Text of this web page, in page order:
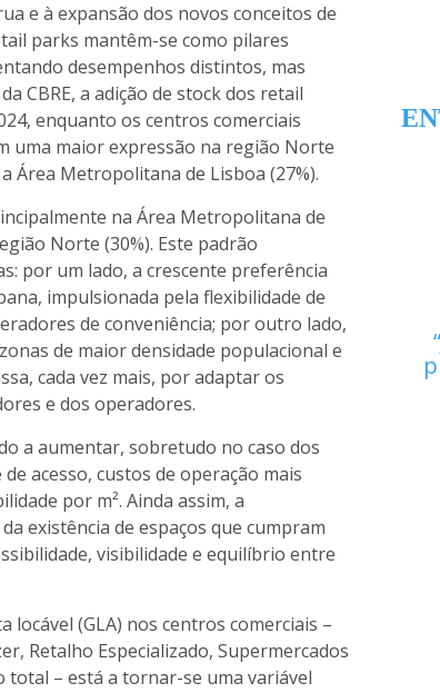
e à expansão dos novos conceitos de
parks mantêm-se como pilares
desempenhos distintos, mas
CBRE, a adição de stock dos retail
enquanto os centros comerciais
uma maior expressão na região Norte
Área Metropolitana de Lisboa (27%).
na Área Metropolitana de
Norte (30%). Este padrão
por um lado, a crescente preferência
impulsionada pela flexibilidade de
de conveniência; por outro lado,
de maior densidade populacional e
cada vez mais, por adaptar os
e dos operadores.
a aumentar, sobretudo no caso dos
acesso, custos de operação mais
por m². Ainda assim, a
existência de espaços que cumpram
visibilidade e equilíbrio entre
(GLA) nos centros comerciais –
Retalho Especializado, Supermercados
total – está a tornar-se uma variável